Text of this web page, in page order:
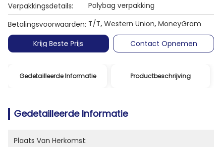
Verpakkingsdetails:
Polybag verpakking
Betalingsvoorwaarden: T/T, Western Union, MoneyGram
Krijg Beste Prijs
Contact Opnemen
Gedetailleerde Informatie Productbeschrijving
Gedetailleerde Informatie
Plaats Van Herkomst: